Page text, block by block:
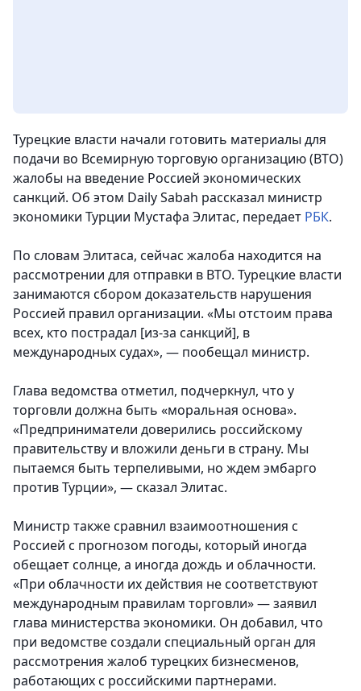
Турецкие власти начали готовить материалы для
подачи во Всемирную торговую организацию (ВТО)
жалобы на введение Россией экономических
санкций. Об этом Daily Sabah рассказал министр
экономики Турции Мустафа Элитас, передает РБК.
По словам Элитаса, сейчас жалоба находится на
рассмотрении для отправки в ВТО. Турецкие власти
занимаются сбором доказательств нарушения
Россией правил организации. «Мы отстоим права
всех, кто пострадал [из-за санкций], в
международных судах», — пообещал министр.
Глава ведомства отметил, подчеркнул, что у
торговли должна быть «моральная основа».
«Предприниматели доверились российскому
правительству и вложили деньги в страну. Мы
пытаемся быть терпеливыми, но ждем эмбарго
против Турции», — сказал Элитас.
Министр также сравнил взаимоотношения с
Россией с прогнозом погоды, который иногда
обещает солнце, а иногда дождь и облачности.
«При облачности их действия не соответствуют
международным правилам торговли» — заявил
глава министерства экономики. Он добавил, что
при ведомстве создали специальный орган для
рассмотрения жалоб турецких бизнесменов,
работающих с российскими партнерами.